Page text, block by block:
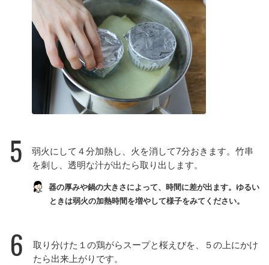
5
弱火にして４分加熱し、火を消して7分おきます。竹串
を刺し、透明な汁が出たら取り出します。
器の厚みや鍋の大きさによって、時間に差が出ます。ゆるい
ときは弱火の加熱時間を増やして様子をみてください。
6
取り分けた１の鶏がらスープと桜えびを、５の上にかけ
たら出来上がりです。